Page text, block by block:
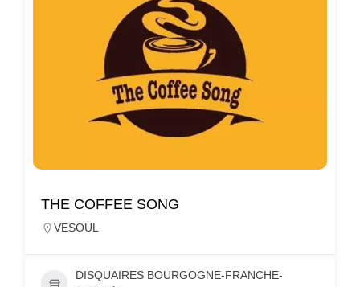
THE COFFEE SONG
VESOUL
DISQUAIRES BOURGOGNE-FRANCHE-